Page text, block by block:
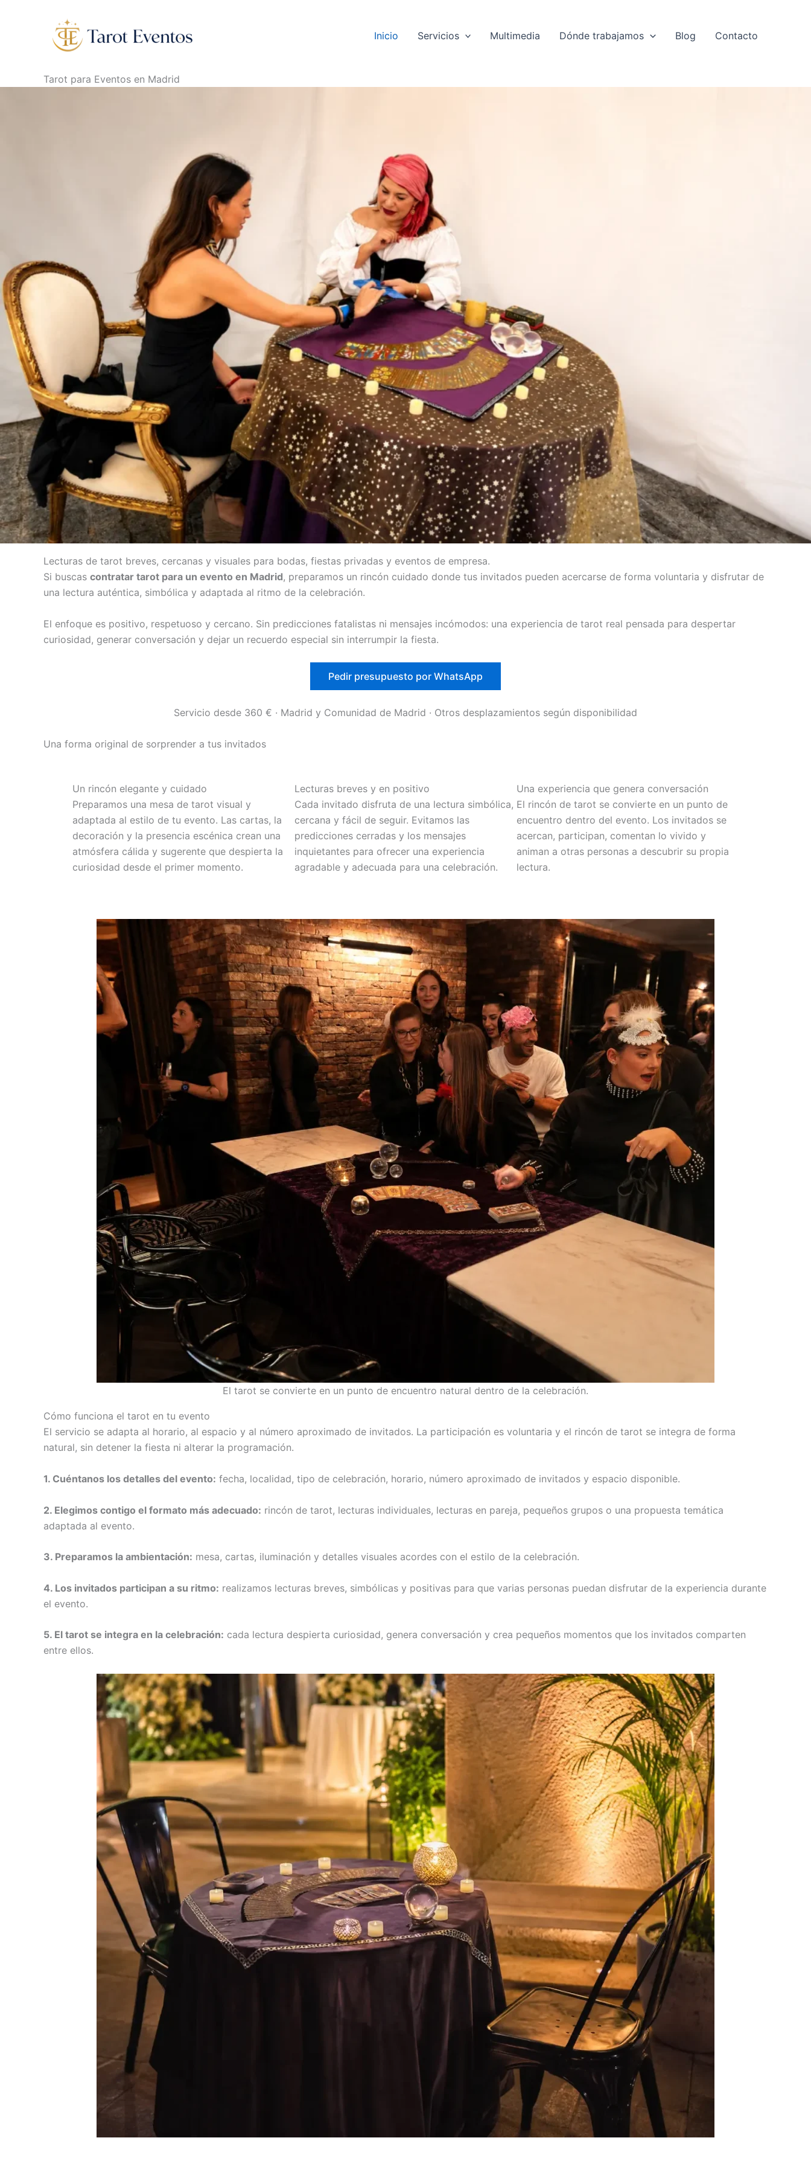
Inicio Servicios Multimedia Dónde trabajamos Blog Contacto
Tarot para Eventos en Madrid
Lecturas de tarot breves, cercanas y visuales para bodas, fiestas privadas y eventos de empresa.
Si buscas contratar tarot para un evento en Madrid, preparamos un rincón cuidado donde tus invitados pueden acercarse de forma voluntaria y disfrutar de
una lectura auténtica, simbólica y adaptada al ritmo de la celebración.
El enfoque es positivo, respetuoso y cercano. Sin predicciones fatalistas ni mensajes incómodos: una experiencia de tarot real pensada para despertar
curiosidad, generar conversación y dejar un recuerdo especial sin interrumpir la fiesta.
Pedir presupuesto por WhatsApp
Servicio desde 360 € · Madrid y Comunidad de Madrid · Otros desplazamientos según disponibilidad
Una forma original de sorprender a tus invitados
Un rincón elegante y cuidado
Preparamos una mesa de tarot visual y
adaptada al estilo de tu evento. Las cartas, la
decoración y la presencia escénica crean una
atmósfera cálida y sugerente que despierta la
curiosidad desde el primer momento.
Lecturas breves y en positivo
Cada invitado disfruta de una lectura simbólica,
cercana y fácil de seguir. Evitamos las
predicciones cerradas y los mensajes
inquietantes para ofrecer una experiencia
agradable y adecuada para una celebración.
Una experiencia que genera conversación
El rincón de tarot se convierte en un punto de
encuentro dentro del evento. Los invitados se
acercan, participan, comentan lo vivido y
animan a otras personas a descubrir su propia
lectura.
El tarot se convierte en un punto de encuentro natural dentro de la celebración.
Cómo funciona el tarot en tu evento
El servicio se adapta al horario, al espacio y al número aproximado de invitados. La participación es voluntaria y el rincón de tarot se integra de forma
natural, sin detener la fiesta ni alterar la programación.
1. Cuéntanos los detalles del evento: fecha, localidad, tipo de celebración, horario, número aproximado de invitados y espacio disponible.
2. Elegimos contigo el formato más adecuado: rincón de tarot, lecturas individuales, lecturas en pareja, pequeños grupos o una propuesta temática
adaptada al evento.
3. Preparamos la ambientación: mesa, cartas, iluminación y detalles visuales acordes con el estilo de la celebración.
4. Los invitados participan a su ritmo: realizamos lecturas breves, simbólicas y positivas para que varias personas puedan disfrutar de la experiencia durante
el evento.
5. El tarot se integra en la celebración: cada lectura despierta curiosidad, genera conversación y crea pequeños momentos que los invitados comparten
entre ellos.